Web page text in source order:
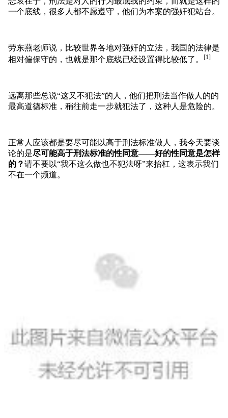
一个底线，很多人都不愿遵守，他们为本案的强奸犯站台。
劳东燕老师说，比较世界各地对强奸的立法，我国的法律是
相对偏保守的，也就是那个底线已经设置得比较低了。
[1]
远离那些总说“这又不犯法”的人，他们把刑法当作做人的的
最高道德标准，稍往前走一步就犯法了，这种人是危险的。
正常人应该都是要尽可能以高于刑法标准做人，我今天要谈
论的是尽可能高于刑法标准的性同意——好的性同意是怎样
的？请不要以“我不这么做也不犯法呀”来抬杠，这表示我们
不在一个频道。